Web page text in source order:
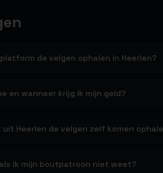
de velgen ophalen in Heerlen?
en wanneer krijg ik mijn geld?
uit Heerlen de velgen zelf komen
ik mijn boutpatroon niet weet?